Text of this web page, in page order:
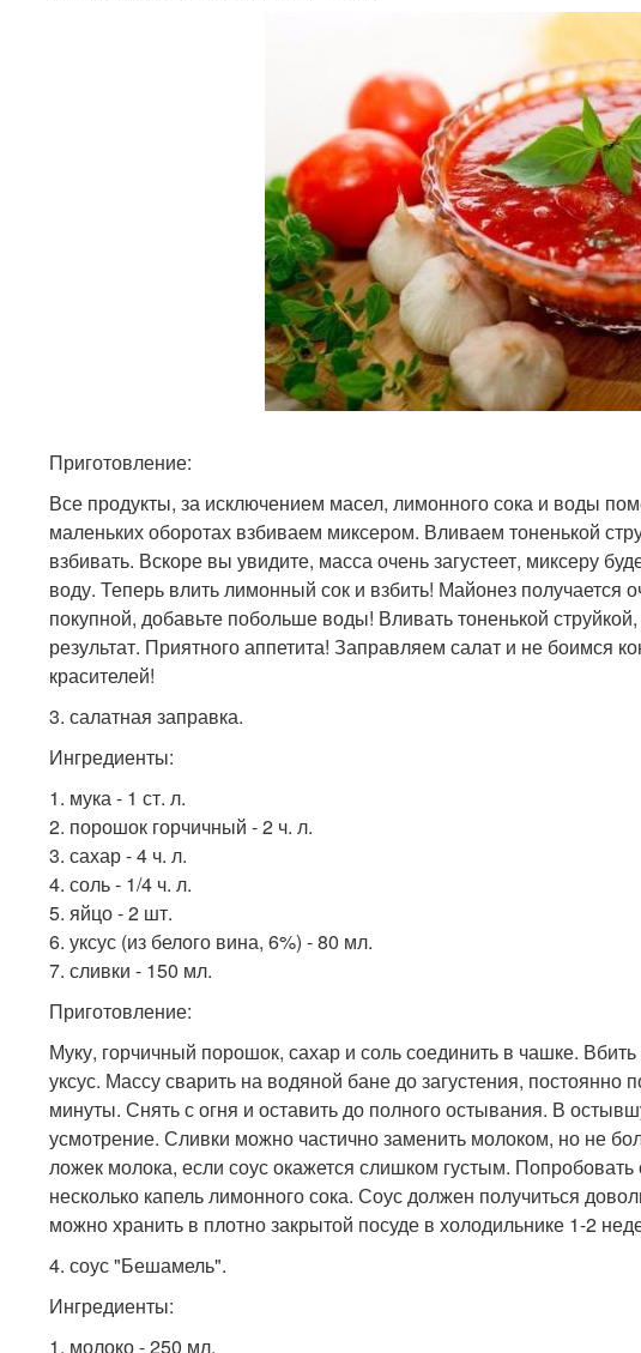
Приготовление:
Все продукты, за исключением масел, лимонного сока и воды
маленьких оборотах взбиваем миксером. Вливаем тоненькой
взбивать. Вскоре вы увидите, масса очень загустеет, миксеру
воду. Теперь влить лимонный сок и взбить! Майонез получается
покупной, добавьте побольше воды! Вливать тоненькой
результат. Приятного аппетита! Заправляем салат и не боимся
красителей!
3. салатная заправка.
Ингредиенты:
1. мука - 1 ст. л.
2. порошок горчичный - 2 ч. л.
3. сахар - 4 ч. л.
4. соль - 1/4 ч. л.
5. яйцо - 2 шт.
6. уксус (из белого вина, 6%) - 80 мл.
7. сливки - 150 мл.
Приготовление:
Муку, горчичный порошок, сахар и соль соединить в чашке.
уксус. Массу сварить на водяной бане до загустения,
минуты. Снять с огня и оставить до полного остывания. В
усмотрение. Сливки можно частично заменить молоком, но не
ложек молока, если соус окажется слишком густым. Попробовать
несколько капель лимонного сока. Соус должен получиться
можно хранить в плотно закрытой посуде в холодильнике 1-2
4. соус "Бешамель".
Ингредиенты:
1. молоко - 250 мл.